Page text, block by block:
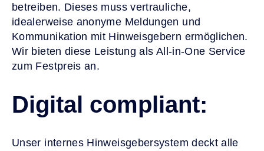
betreiben. Dieses muss vertrauliche,
idealerweise anonyme Meldungen und
Kommunikation mit Hinweisgebern ermöglichen.
Wir bieten diese Leistung als All-in-One Service
zum Festpreis an.
Digital compliant:
Unser internes Hinweisgebersystem deckt alle